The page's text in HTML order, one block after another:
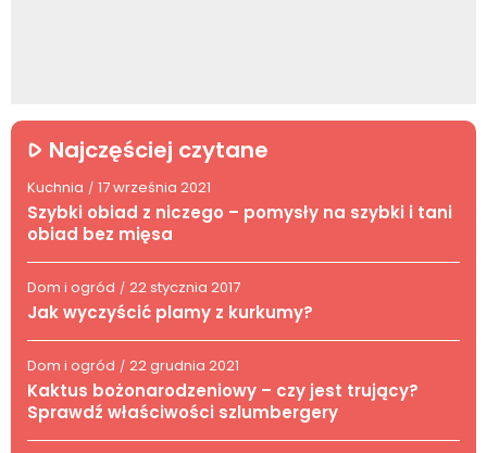
Najczęściej czytane
Kuchnia / 17 września 2021
Szybki obiad z niczego – pomysły na szybki i tani
obiad bez mięsa
Dom i ogród / 22 stycznia 2017
Jak wyczyścić plamy z kurkumy?
Dom i ogród / 22 grudnia 2021
Kaktus bożonarodzeniowy – czy jest trujący?
Sprawdź właściwości szlumbergery